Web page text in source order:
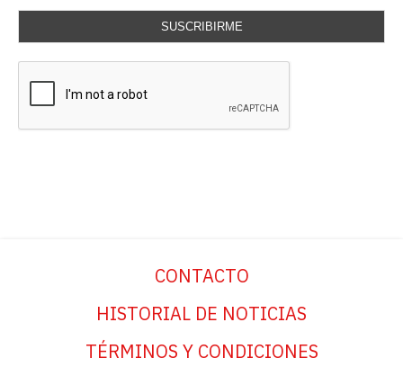
SUSCRIBIRME
CONTACTO
HISTORIAL DE NOTICIAS
TÉRMINOS Y CONDICIONES